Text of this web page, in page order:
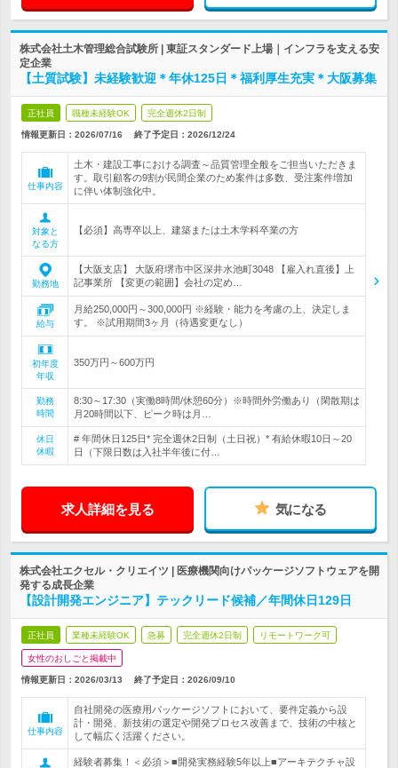
株式会社土木管理総合試験所 | 東証スタンダード上場｜インフラを支える安
定企業
【土質試験】未経験歓迎＊年休125日＊福利厚生充実＊大阪募集
正社員 職種未経験OK 完全週休2日制
情報更新日：2026/07/16 終了予定日： 2026/12/24
仕事内容
土木・建設工事における調査～品質管理全般をご担当いただきま
す。取引顧客の9割が民間企業のため案件は多数、受注案件増加
に伴い体制強化中。
対象と
なる方
【必須】高専卒以上、建築または土木学科卒業の方
勤務地
【大阪支店】 大阪府堺市中区深井水池町3048 【雇入れ直後】上
記事業所 【変更の範囲】会社の定め…
給与
月給250,000円～300,000円 ※経験・能力を考慮の上、決定しま
す。 ※試用期間3ヶ月（待遇変更なし）
初年度
年収
350万円～600万円
勤務
時間
8:30～17:30（実働8時間/休憩60分）※時間外労働あり（閑散期は
月20時間以下、ピーク時は月…
休日
休暇
# 年間休日125日* 完全週休2日制（土日祝）* 有給休暇10日～20
日（下限日数は入社半年後に付…
求人詳細を見る 気になる
株式会社エクセル・クリエイツ | 医療機関向けパッケージソフトウェアを開
発する成長企業
【設計開発エンジニア】テックリード候補／年間休日129日
正社員 業種未経験OK 急募 完全週休2日制 リモートワーク可
女性のおしごと掲載中
情報更新日：2026/03/13 終了予定日： 2026/09/10
仕事内容
自社開発の医療用パッケージソフトにおいて、要件定義から設
計・開発、新技術の選定や開発プロセス改善まで、技術の中核と
して幅広く活躍ください。
経験者募集！＜必須＞■開発実務経験5年以上■アーキテクチャ設